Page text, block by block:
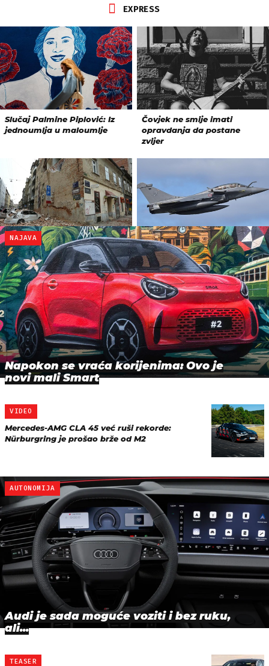
NAJAVA
Napokon se vraća korijenima: Ovo je
novi mali Smart
VIDEO
Mercedes-AMG CLA 45 već ruši rekorde:
Nürburgring je prošao brže od M2
AUTONOMIJA
Audi je sada moguće voziti i bez ruku,
ali...
TEASER